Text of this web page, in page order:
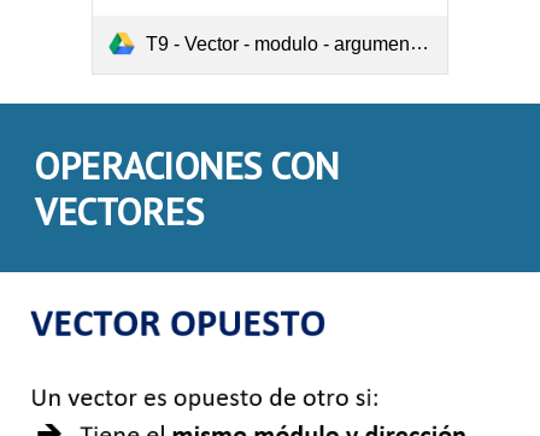
T9 - Vector - modulo - argumento.pdf
OPERACIONES CON
VECTORES